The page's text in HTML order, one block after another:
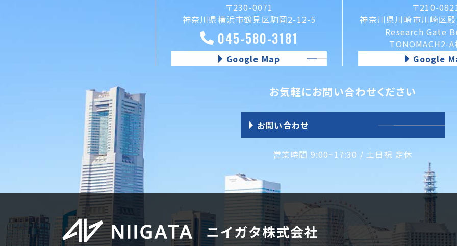
〒230-0071
神奈川県横浜市鶴見区駒岡2-12-5
045-580-3181
Google Map
〒210-
神奈川県川崎市川崎区
Research Gate
TONOMACH2-
Google
お気軽にお問い合わせください
お問い合わせ
営業時間 9:00~17:30 / 土日祝 定休